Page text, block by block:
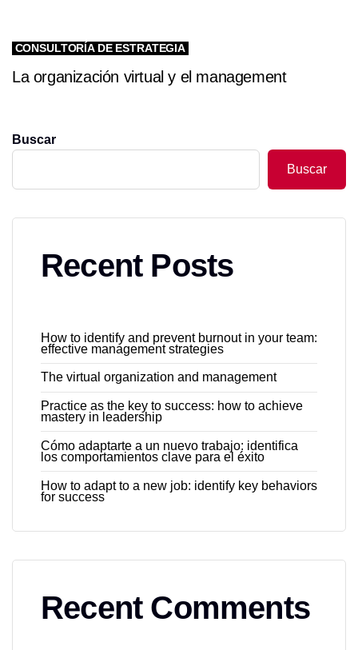
CONSULTORÍA DE ESTRATEGIA
La organización virtual y el management
Buscar
Buscar
Recent Posts
How to identify and prevent burnout in your team:
effective management strategies
The virtual organization and management
Practice as the key to success: how to achieve
mastery in leadership
Cómo adaptarte a un nuevo trabajo: identifica
los comportamientos clave para el éxito
How to adapt to a new job: identify key behaviors
for success
Recent Comments